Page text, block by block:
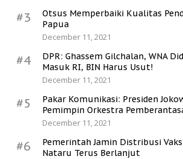
#3
Otsus Memperbaiki Kualitas
Papua
December 11, 2021
#4
DPR: Ghassem Gilchalan, WNA
Masuk RI, BIN Harus Usut!
December 11, 2021
#5
Pakar Komunikasi: Presiden
Pemimpin Orkestra
December 11, 2021
#6
Pemerintah Jamin Distribusi
Nataru Terus Berlanjut